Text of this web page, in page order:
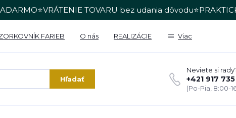
TOVARU bez udania
FARIEB O nás REALIZÁCIE Viac
Hľadať
Neviete si
+421 917
(Po-Pia, 8:00-